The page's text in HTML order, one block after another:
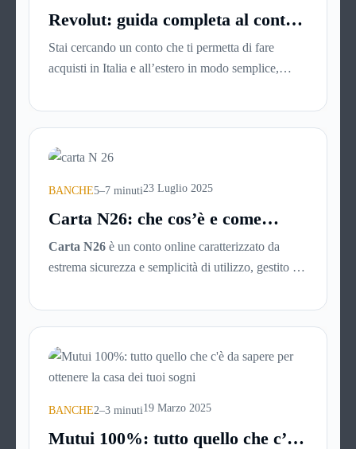
ormai devono essere semplici, immediate e
Revolut: guida completa al conto
digitale del momento
Stai cercando un conto che ti permetta di fare
acquisti in Italia e all’estero in modo semplice,
gestire tutto direttamente dal tuo smartphone, senza
code in banca o documenti cartacei? Allora è il
momento di scoprire Revolut, una delle soluzioni
BANCHE5–7 minuti23 Luglio 2025
Carta N26: che cos’è e come
funziona
Carta N26 è un conto online caratterizzato da
estrema sicurezza e semplicità di utilizzo, gestito da
banca online rientra nel sistema finanziario tedesco
e, nonostante non abbia sedi fisiche, consente il
prelievo di denaro allo sportello in tutto il mondo.
BANCHE2–3 minuti19 Marzo 2025
Mutui 100%: tutto quello che c’è